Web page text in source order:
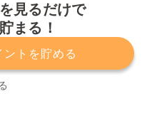
見るだけで
まる！
トを貯める
用規約
運営会社